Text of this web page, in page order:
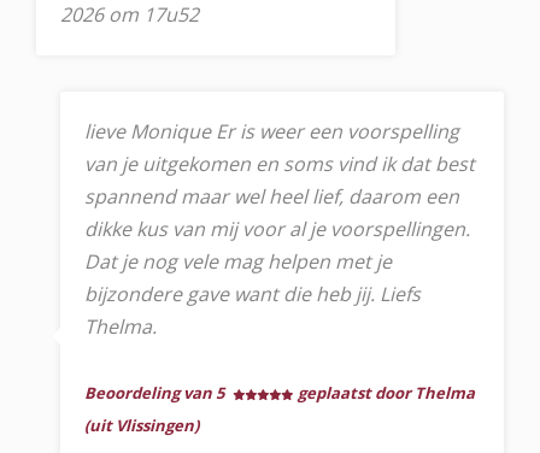
2026 om 17u52
lieve Monique Er is weer een voorspelling
van je uitgekomen en soms vind ik dat best
spannend maar wel heel lief, daarom een
dikke kus van mij voor al je voorspellingen.
Dat je nog vele mag helpen met je
bijzondere gave want die heb jij. Liefs
Thelma.
Beoordeling van 5
geplaatst door Thelma
(uit Vlissingen)